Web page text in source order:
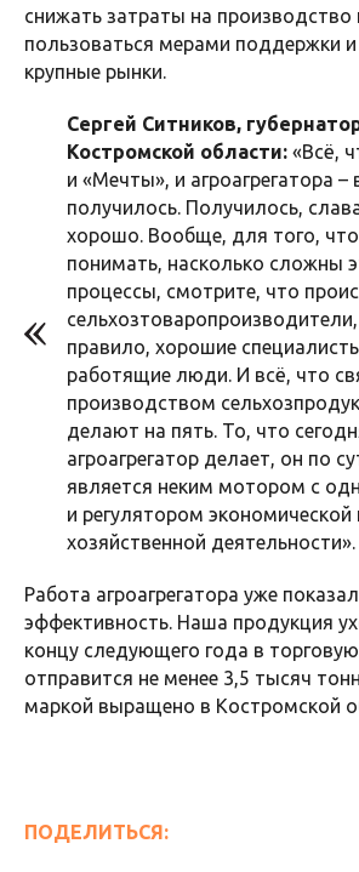
снижать затраты на производство
пользоваться мерами поддержки
крупные рынки.
Сергей Ситников,
Костромской области: «Всё,
и «Мечты», и агроагрегатора –
получилось. Получилось,
хорошо. Вообще, для того,
понимать, насколько сложны
процессы, смотрите, что
правило, хорошие
работящие люди. И всё, что
производством
делают на пять. То, что
агроагрегатор делает, он по
является неким мотором с
и регулятором экономической
хозяйственной деятельности».
Работа агроагрегатора уже
эффективность. Наша продукция
концу следующего года в
отправится не менее 3,5 тысяч
маркой выращено в Костромской
ПОДЕЛИТЬСЯ: